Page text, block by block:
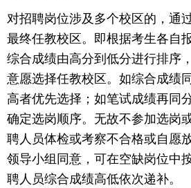
对招聘岗位涉及多个校区的，通
最终任教校区。即根据考生各自
综合成绩由高分到低分进行排序
意愿选择任教校区。如综合成绩
高者优先选择；如笔试成绩再同
确定选岗顺序。无故不参加选岗
聘人员体检或考察不合格或自愿
领导小组同意，可在空缺岗位中
聘人员综合成绩高低依次递补。